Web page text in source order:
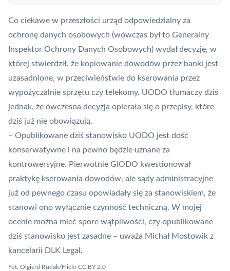
Co ciekawe w przeszłości urząd odpowiedzialny za
ochronę danych osobowych (wówczas był to Generalny
Inspektor Ochrony Danych Osobowych) wydał decyzję, w
której stwierdził, że kopiowanie dowodów przez banki jest
uzasadnione, w przeciwieństwie do kserowania przez
wypożyczalnie sprzętu czy telekomy. UODO tłumaczy dziś
jednak, że ówczesna decyzja opierała się o przepisy, które
dziś już nie obowiązują.
– Opublikowane dziś stanowisko UODO jest dość
konserwatywne i na pewno będzie uznane za
kontrowersyjne. Pierwotnie GIODO kwestionował
praktykę kserowania dowodów, ale sądy administracyjne
już od pewnego czasu opowiadały się za stanowiskiem, że
stanowi ono wyłącznie czynność techniczną. W mojej
ocenie można mieć spore wątpliwości, czy opublikowane
dziś stanowisko jest zasadne – uważa Michał Mostowik z
kancelarii DLK Legal .
Fot. Olgierd Rudak/Flickr CC BY 2.0